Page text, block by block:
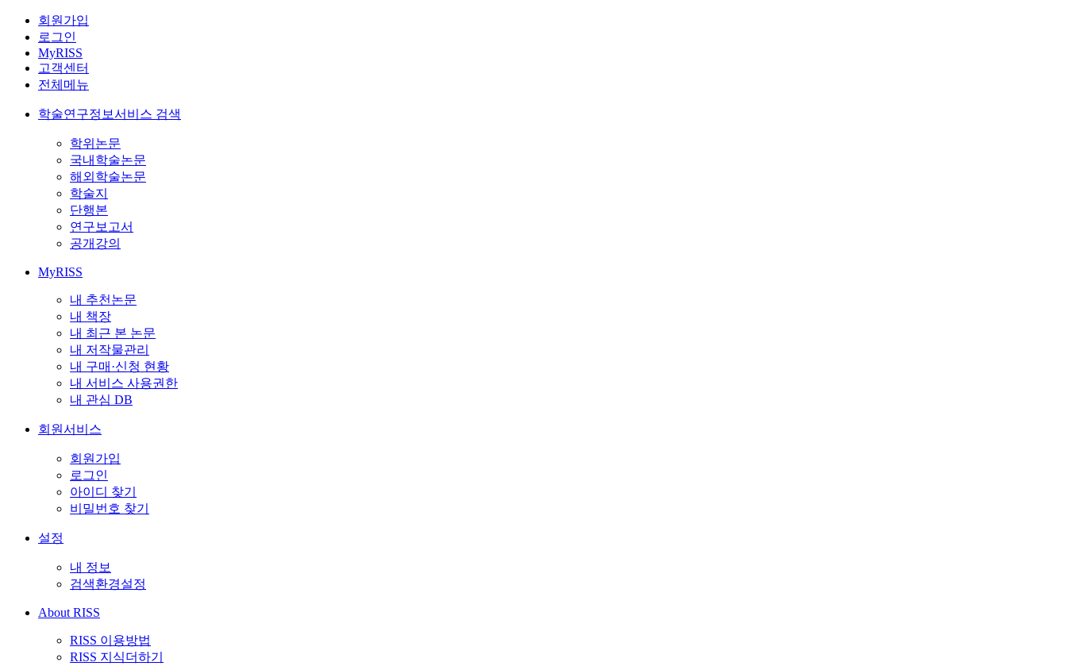
회원가입
로그인
MyRISS
고객센터
전체메뉴
학술연구정보서비스 검색
학위논문
국내학술논문
해외학술논문
학술지
단행본
연구보고서
공개강의
MyRISS
내 추천논문
내 책장
내 최근 본 논문
내 저작물관리
내 구매·신청 현황
내 서비스 사용권한
내 관심 DB
회원서비스
회원가입
로그인
아이디 찾기
비밀번호 찾기
설정
내 정보
검색환경설정
About RISS
RISS 이용방법
RISS 지식더하기